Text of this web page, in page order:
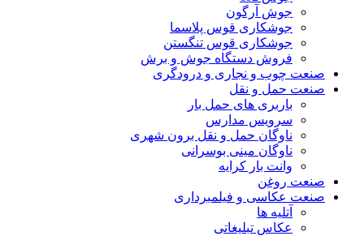
جوش آرگون
جوشکاری قوس پلاسما
جوشکاری قوس تنگستن
فروش دستگاه جوش و برش
صنعت چوب و نجاری و درودگری
صنعت حمل و نقل
باربری های حمل بار
سرویس مدارس
ناوگان حمل و نقل برون شهری
ناوگان مینی بوسرانی
وانت بار کرایه
صنعت روغن
صنعت عکاسی و فیلمبرداری
آتلیه ها
عکاس تبلیغاتی